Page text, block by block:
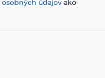
osobných údajov ako